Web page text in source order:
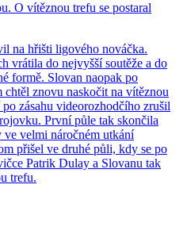
O vítěznou trefu se postaral
na hřišti ligového nováčka.
vrátila do nejvyšší soutěže a do
formě. Slovan naopak po
znovu naskočit na vítěznou
zásahu videorozhodčího zrušil
První půle tak skončila
ve velmi náročném utkání
přišel ve druhé půli, kdy se po
Patrik Dulay a Slovanu tak
trefu.